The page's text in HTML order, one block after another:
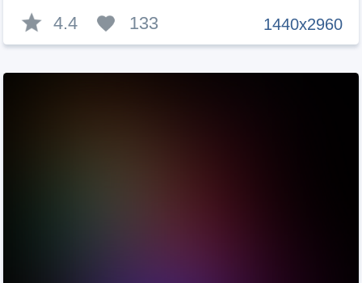
1440x2960
4.4 133